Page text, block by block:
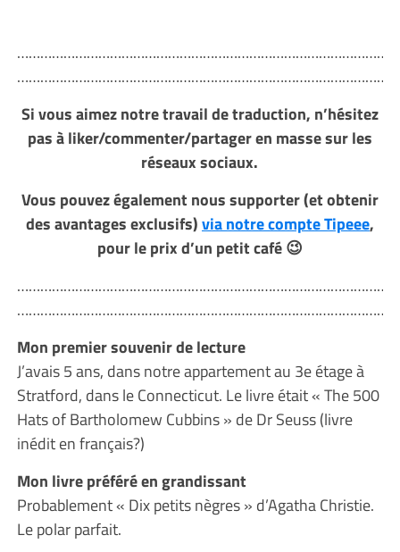
Si vous aimez notre travail de traduction, n’hésitez
pas à liker/commenter/partager en masse sur les
réseaux sociaux.
Vous pouvez également nous supporter (et obtenir
des avantages exclusifs)via notre compte Tipeee,
pour le prix d’un petit café 😉
Mon premier souvenir de lecture
J’avais 5 ans, dans notre appartement au 3e étage à
Stratford, dans le Connecticut. Le livre était « The 500
Hats of Bartholomew Cubbins » de Dr Seuss (livre
inédit en français?)
Mon livre préféré en grandissant
Probablement « Dix petits nègres » d’Agatha Christie.
Le polar parfait.